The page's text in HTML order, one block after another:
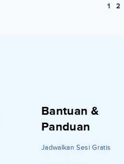
1 2
Bantuan &
Panduan
Jadwalkan Sesi Gratis